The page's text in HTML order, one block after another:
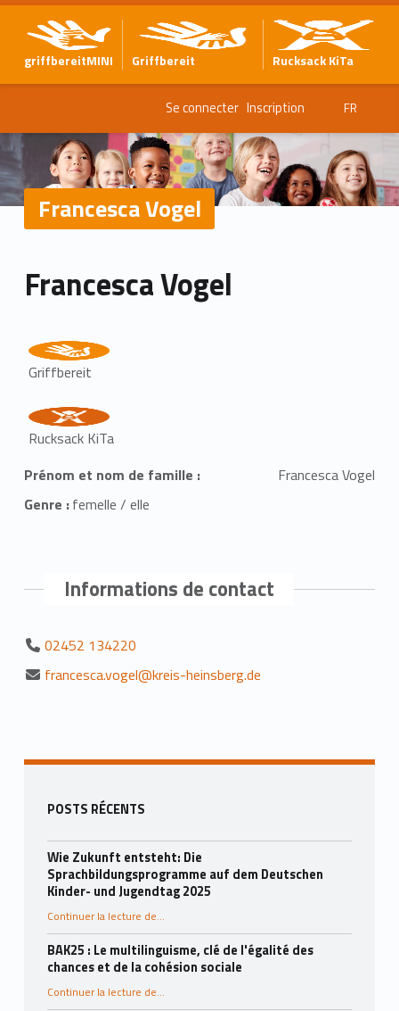
griffbereitMINI Griffbereit Rucksack KiTa
Se connecter Inscription FR
Francesca Vogel
Francesca Vogel
Griffbereit
Rucksack KiTa
Prénom et nom de famille :
Francesca Vogel
Genre :femelle / elle
Informations de contact
02452 134220
francesca.vogel@kreis-heinsberg.de
Encadré
POSTS RÉCENTS
Wie Zukunft entsteht: Die
Sprachbildungsprogramme auf dem Deutschen
Kinder- und Jugendtag 2025
Continuer la lecture de“Wie Zukunft entsteht: Die Sprachbildungsprogramme auf dem Deutschen Kinder- und Jugendtag 2025”
...
BAK25 : Le multilinguisme, clé de l'égalité des
chances et de la cohésion sociale
Continuer la lecture de“BAK25: Mehrsprachigkeit als Schlüssel für Chancengerechtigkeit und gesellschaftlichen Zusammenhalt”
...